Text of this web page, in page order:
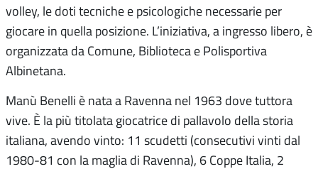
volley, le doti tecniche e psicologiche necessarie per
giocare in quella posizione. L’iniziativa, a ingresso libero, è
organizzata da Comune, Biblioteca e Polisportiva
Albinetana.
Manù Benelli è nata a Ravenna nel 1963 dove tuttora
vive. È la più titolata giocatrice di pallavolo della storia
italiana, avendo vinto: 11 scudetti (consecutivi vinti dal
1980-81 con la maglia di Ravenna), 6 Coppe Italia, 2